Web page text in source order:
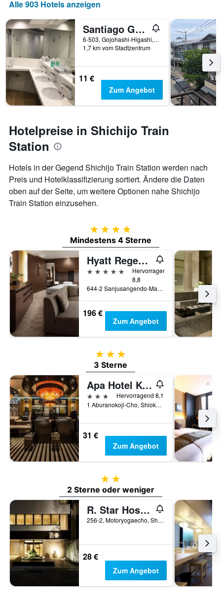
Alle 903 Hotels anzeigen
Santiago Guesthouse Kyoto
6-503, Gojohashi-Higashi, Kyōto, Japan
1,7 km vom Stadtzentrum
11 €
Zum Angebot
Hotelpreise in Shichijo Train
Station
Hotels in der Gegend Shichijo Train Station werden nach
Preis und Hotelklassifizierung sortiert. Ändere die Daten
oben auf der Seite, um weitere Optionen nahe Shichijo
Train Station einzusehen.
4 Sterne
Mindestens 4 Sterne
Hyatt Regency Kyoto
5 Sterne
Hervorragend
8,8
644-2 Sanjusangendo-Mawari, Higashiyama-ku, Kyōto, Japan
196 €
Zum Angebot
3 Sterne
3 Sterne
Apa Hotel Kyoto Eki Horikawadori
3 Sterne
Hervorragend 8,1
1 Aburanokoji-Cho, Shiokoji-Nishi, Aburanokojidori, Kyōto, Japan
31 €
Zum Angebot
2 Sterne
2 Sterne oder weniger
R. Star Hostel Kyoto Japan
256-2, Motoryogaecho, Shimogyo-ku, Kyōto, Japan
28 €
Zum Angebot